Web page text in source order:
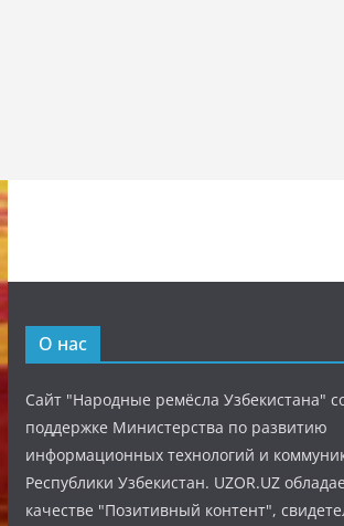
О нас
Сайт "Народные ремёсла Узбекистана"
поддержке Министерства по развитию
информационных технологий и
Республики Узбекистан. UZOR.UZ
качестве "Позитивный контент",